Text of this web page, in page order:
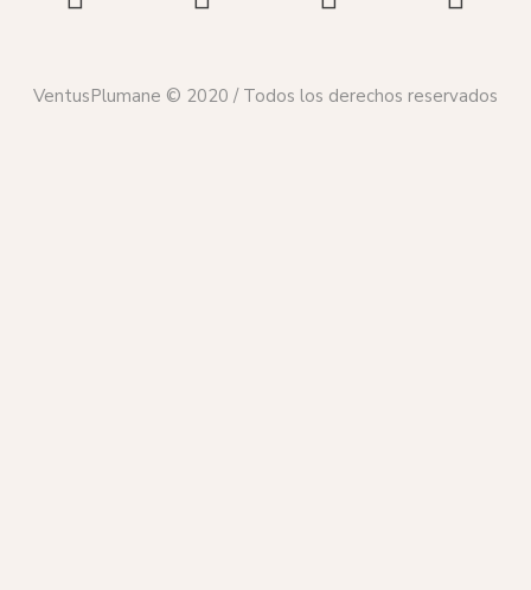
VentusPlumane © 2020 / Todos los derechos reservados